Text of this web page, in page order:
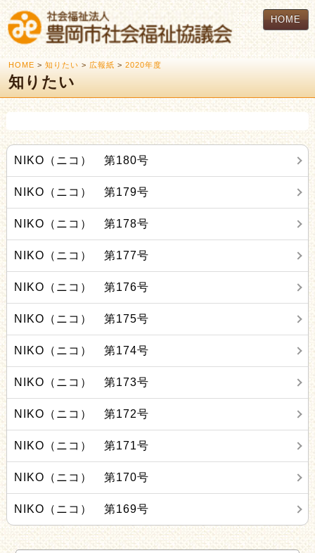
HOME
HOME > 知りたい > 広報紙 > 2020年度
知りたい
NIKO（ニコ） 第180号
NIKO（ニコ） 第179号
NIKO（ニコ） 第178号
NIKO（ニコ） 第177号
NIKO（ニコ） 第176号
NIKO（ニコ） 第175号
NIKO（ニコ） 第174号
NIKO（ニコ） 第173号
NIKO（ニコ） 第172号
NIKO（ニコ） 第171号
NIKO（ニコ） 第170号
NIKO（ニコ） 第169号